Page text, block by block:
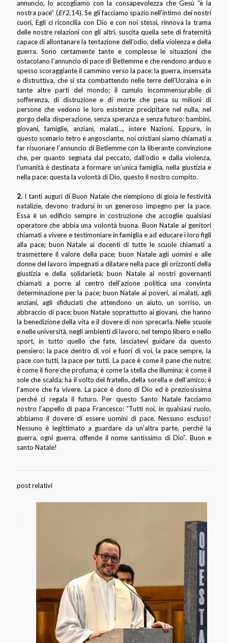
annuncio, lo accogliamo con la consapevolezza che Gesù “è la
nostra pace” (Ef2,14). Se gli facciamo spazio nell’intimo dei nostri
cuori, Egli ci riconcilia con Dio e con noi stessi, rinnova la trama
delle nostre relazioni con gli altri, suscita quella sete di fraternità
capace di allontanare la tentazione dell’odio, della violenza e della
guerra. Sono certamente tante e complesse le situazioni che
ostacolano l’annuncio di pace di Betlemme e che rendono arduo e
spesso scoraggiante il cammino verso la pace: la guerra, insensata
e distruttiva, che si sta combattendo nelle terre dell’Ucraina e in
tante altre parti del mondo; il cumulo incommensurabile di
sofferenza, di distruzione e di morte che pesa su milioni di
persone che vedono le loro esistenze precipitare nel nulla, nel
gorgo della disperazione, senza speranza e senza futuro: bambini,
giovani, famiglie, anziani, malati…, intere Nazioni. Eppure, in
questo scenario tetro e angosciante, noi cristiani siamo chiamati a
far risuonare l’annuncio di Betlemme con la liberante convinzione
che, per quanto segnata dal peccato, dall’odio e dalla violenza,
l’umanità è destinata a formare un’unica famiglia, nella giustizia e
nella pace: questa la volontà di Dio, questo il nostro compito.
2. I tanti auguri di Buon Natale che riempiono di gioia le festività
natalizie, devono tradursi in un generoso impegno per la pace.
Essa è un edificio sempre in costruzione che accoglie qualsiasi
operatore che abbia una volontà buona. Buon Natale ai genitori
chiamati a vivere e testimoniare in famiglia e ad educare i loro figli
alla pace; buon Natale ai docenti di tutte le scuole chiamati a
trasmettere il valore della pace; buon Natale agli uomini e alle
donne del lavoro impegnati a dilatare nella pace gli orizzonti della
giustizia e della solidarietà; buon Natale ai nostri governanti
chiamati a porre al centro dell’azione politica una convinta
determinazione per la pace; buon Natale ai poveri, ai malati, agli
anziani, agli sfiduciati che attendono un aiuto, un sorriso, un
abbraccio di pace; buon Natale soprattutto ai giovani, che hanno
la benedizione della vita e il dovere di non sprecarla. Nelle scuole
e nelle università, negli ambienti di lavoro, nel tempo libero e nello
sport, in tutto quello che fate, lasciatevi guidare da questo
pensiero: la pace dentro di voi e fuori di voi, la pace sempre, la
pace con tutti, la pace per tutti. La pace è come il pane che nutre;
è come il fiore che profuma; è come la stella che illumina; è come il
sole che scalda; ha il volto del fratello, della sorella e dell’amico; è
l’amore che fa vivere. La pace è dono di Dio ed è preziosissima
perché ci regala il futuro. Per questo Santo Natale facciamo
nostro l’appello di papa Francesco: “Tutti noi, in qualsiasi ruolo,
abbiamo il dovere di essere uomini di pace. Nessuno escluso!
Nessuno è legittimato a guardare da un’altra parte, perché la
guerra, ogni guerra, offende il nome santissimo di Dio”. Buon e
santo Natale!
post relativi